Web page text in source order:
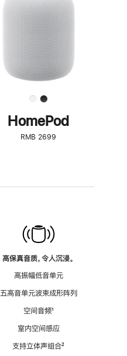
了
解
HomePod<
HomePod
RMB 2699
高保真音质，令人沉浸。
高振幅低音单元
五高音单元波束成形阵列
空间音频脚
¹
室内空间感应
支持立体声组合脚
²